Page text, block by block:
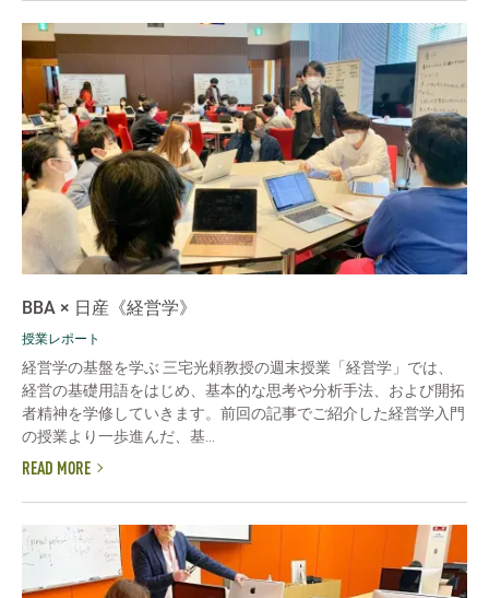
BBA × 日産《経営学》
授業レポート
経営学の基盤を学ぶ 三宅光頼教授の週末授業「経営学」では、
経営の基礎用語をはじめ、基本的な思考や分析手法、および開拓
者精神を学修していきます。前回の記事でご紹介した経営学入門
の授業より一歩進んだ、基...
READ MORE